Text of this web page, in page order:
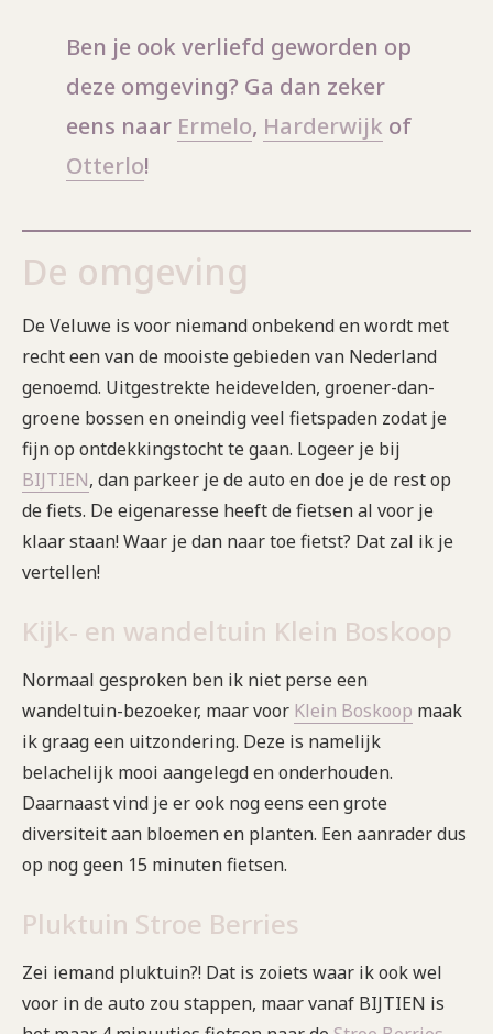
Ben je ook verliefd geworden op
deze omgeving? Ga dan zeker
eens naar Ermelo, Harderwijk of
Otterlo!
De omgeving
De Veluwe is voor niemand onbekend en wordt met
recht een van de mooiste gebieden van Nederland
genoemd. Uitgestrekte heidevelden, groener-dan-
groene bossen en oneindig veel fietspaden zodat je
fijn op ontdekkingstocht te gaan. Logeer je bij
BIJTIEN, dan parkeer je de auto en doe je de rest op
de fiets. De eigenaresse heeft de fietsen al voor je
klaar staan! Waar je dan naar toe fietst? Dat zal ik je
vertellen!
Kijk- en wandeltuin Klein Boskoop
Normaal gesproken ben ik niet perse een
wandeltuin-bezoeker, maar voor Klein Boskoop maak
ik graag een uitzondering. Deze is namelijk
belachelijk mooi aangelegd en onderhouden.
Daarnaast vind je er ook nog eens een grote
diversiteit aan bloemen en planten. Een aanrader dus
op nog geen 15 minuten fietsen.
Pluktuin Stroe Berries
Zei iemand pluktuin?! Dat is zoiets waar ik ook wel
voor in de auto zou stappen, maar vanaf BIJTIEN is